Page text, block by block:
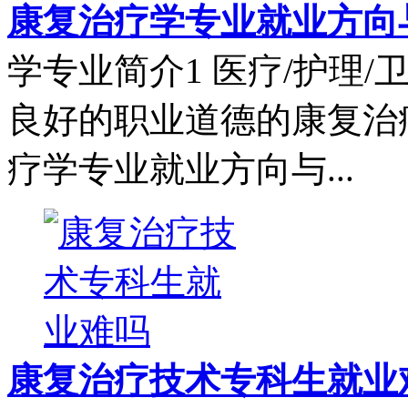
康复治疗学专业就业方
学专业简介1 医疗/护理/
良好的职业道德的康复
疗学专业就业方向与...
康复治疗技术专科生就